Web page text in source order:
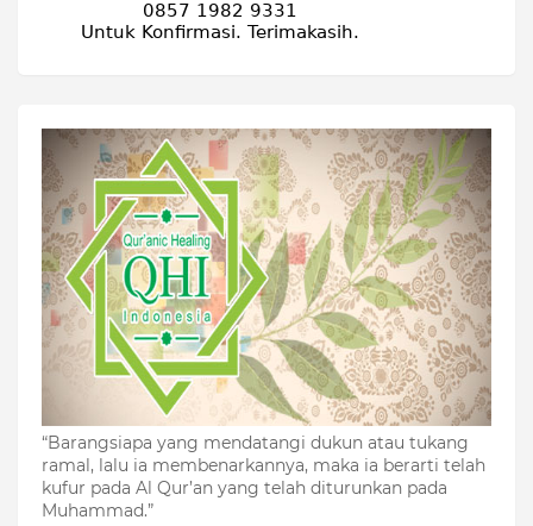
“Barangsiapa yang mendatangi dukun atau tukang
ramal, lalu ia membenarkannya, maka ia berarti telah
kufur pada Al Qur’an yang telah diturunkan pada
Muhammad.”